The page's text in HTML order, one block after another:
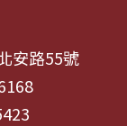
安路55號